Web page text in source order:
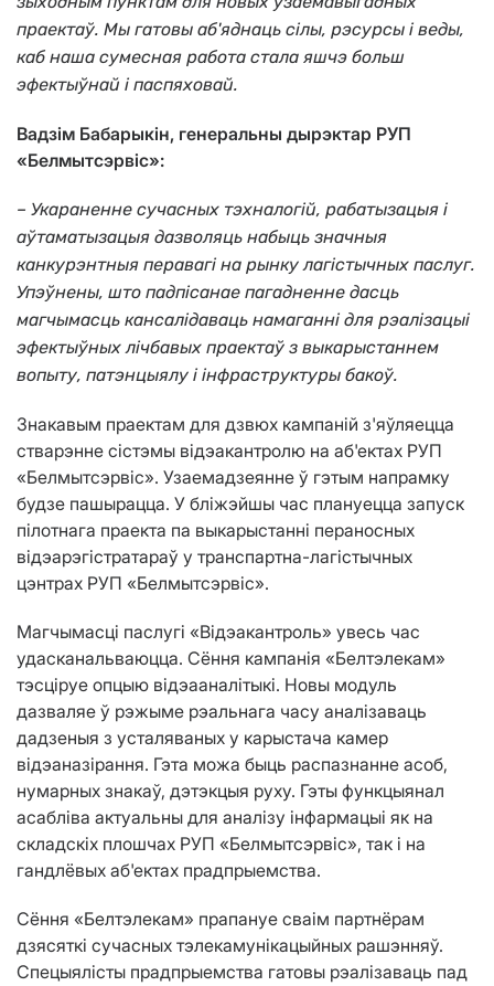
праектаў. Мы гатовы аб'яднаць сілы, рэсурсы і веды,
каб наша сумесная работа стала яшчэ больш
эфектыўнай і паспяховай.
Вадзім Бабарыкін, генеральны дырэктар РУП
«Белмытсэрвіс»:
– Укараненне сучасных тэхналогій, рабатызацыя і
аўтаматызацыя дазволяць набыць значныя
канкурэнтныя перавагі на рынку лагістычных паслуг.
Упэўнены, што падпісанае пагадненне дасць
магчымасць кансалідаваць намаганні для рэалізацыі
эфектыўных лічбавых праектаў з выкарыстаннем
вопыту, патэнцыялу і інфраструктуры бакоў.
Знакавым праектам для дзвюх кампаній з'яўляецца
стварэнне сістэмы відэакантролю на аб'ектах РУП
«Белмытсэрвіс». Узаемадзеянне ў гэтым напрамку
будзе пашырацца. У бліжэйшы час плануецца запуск
пілотнага праекта па выкарыстанні пераносных
відэарэгістратараў у транспартна-лагістычных
цэнтрах РУП «Белмытсэрвіс».
Магчымасці паслугі «Відэакантроль» увесь час
удасканальваюцца. Сёння кампанія «Белтэлекам»
тэсціруе опцыю відэааналітыкі. Новы модуль
дазваляе ў рэжыме рэальнага часу аналізаваць
дадзеныя з усталяваных у карыстача камер
відэаназірання. Гэта можа быць распазнанне асоб,
нумарных знакаў, дэтэкцыя руху. Гэты функцыянал
асабліва актуальны для аналізу інфармацыі як на
складскіх плошчах РУП «Белмытсэрвіс», так і на
гандлёвых аб'ектах прадпрыемства.
Сёння «Белтэлекам» прапануе сваім партнёрам
дзясяткі сучасных тэлекамунікацыйных рашэнняў.
Спецыялісты прадпрыемства гатовы рэалізаваць пад